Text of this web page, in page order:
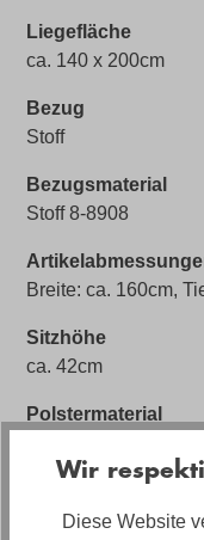
Liegefläche
ca. 140 x 200cm
Bezug
Stoff
Bezugsmaterial
Stoff 8-8908
Breite: ca. 160cm,
Sitzhöhe
ca. 42cm
Polstermaterial
Zeitlos
Wir
Diese Website